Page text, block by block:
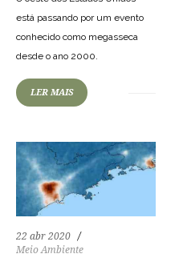
está passando por um evento
conhecido como megasseca
desde o ano 2000.
LER MAIS
22 abr 2020
Meio Ambiente